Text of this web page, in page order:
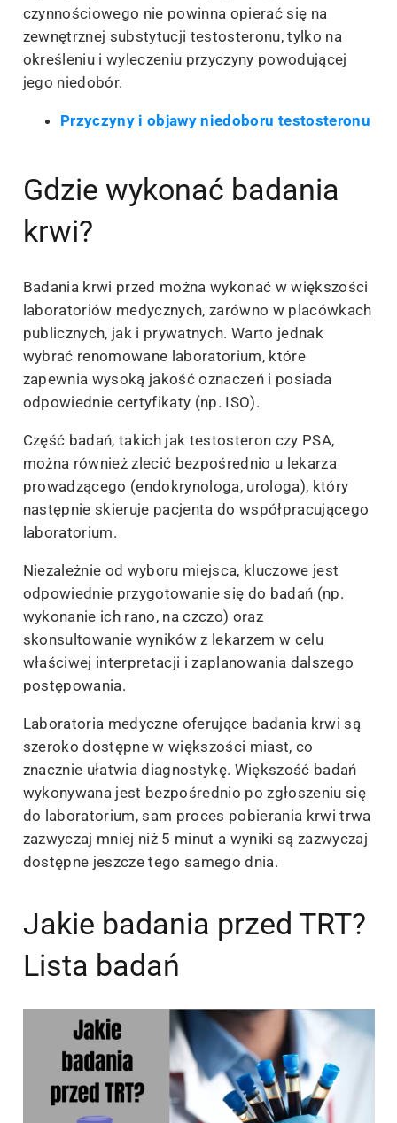
czynnościowego nie powinna opierać się na
zewnętrznej substytucji testosteronu, tylko na
określeniu i wyleczeniu przyczyny powodującej
jego niedobór.
Przyczyny i objawy niedoboru testosteronu
Gdzie wykonać badania
krwi?
Badania krwi przed można wykonać w większości
laboratoriów medycznych, zarówno w placówkach
publicznych, jak i prywatnych. Warto jednak
wybrać renomowane laboratorium, które
zapewnia wysoką jakość oznaczeń i posiada
odpowiednie certyfikaty (np. ISO).
Część badań, takich jak testosteron czy PSA,
można również zlecić bezpośrednio u lekarza
prowadzącego (endokrynologa, urologa), który
następnie skieruje pacjenta do współpracującego
laboratorium.
Niezależnie od wyboru miejsca, kluczowe jest
odpowiednie przygotowanie się do badań (np.
wykonanie ich rano, na czczo) oraz
skonsultowanie wyników z lekarzem w celu
właściwej interpretacji i zaplanowania dalszego
postępowania.
Laboratoria medyczne oferujące badania krwi są
szeroko dostępne w większości miast, co
znacznie ułatwia diagnostykę. Większość badań
wykonywana jest bezpośrednio po zgłoszeniu się
do laboratorium, sam proces pobierania krwi trwa
zazwyczaj mniej niż 5 minut a wyniki są zazwyczaj
dostępne jeszcze tego samego dnia.
Jakie badania przed TRT?
Lista badań